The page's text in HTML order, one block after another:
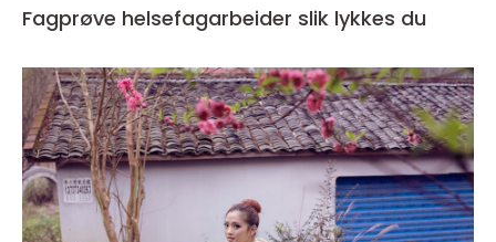
Fagprøve helsefagarbeider slik lykkes du